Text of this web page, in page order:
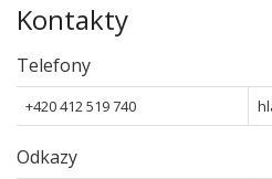
Kontakty
Telefony
+420 412 519 740
Odkazy